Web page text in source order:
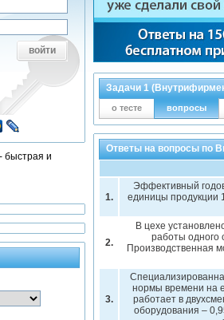
Задачи 1
о тесте вопросы
Ответы на вопросы по
1.
Эффективный
единицы продукции
2.
В цехе
работы одного
Производственная
3.
нормы времени на
работает в
оборудования –
войти
- быстрая и